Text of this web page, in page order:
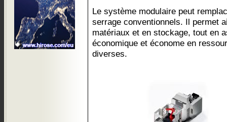
Le système modulaire peut
serrage conventionnels. Il permet
matériaux et en stockage, tout en
économique et économe en
diverses.